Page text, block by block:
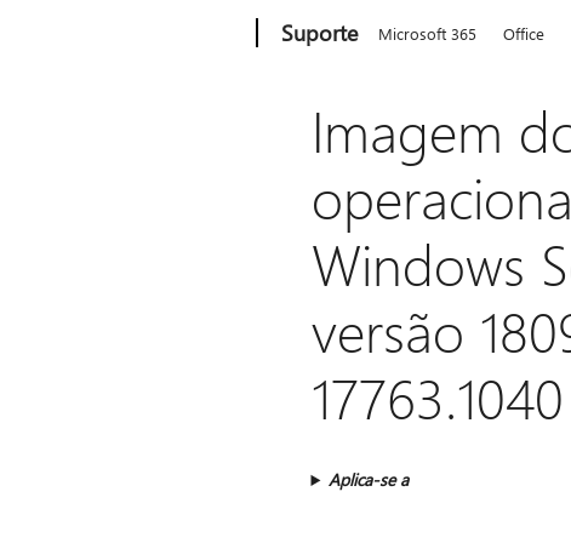
Suporte Microsoft 365 Office
Imagem
Windows
versão
Aplica-se a